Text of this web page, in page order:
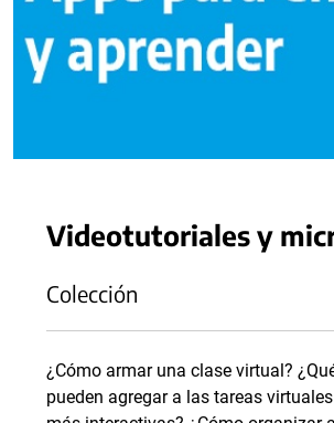
Videotutoriales y
Colección
¿Cómo armar una clase virtual?
pueden agregar a las tareas